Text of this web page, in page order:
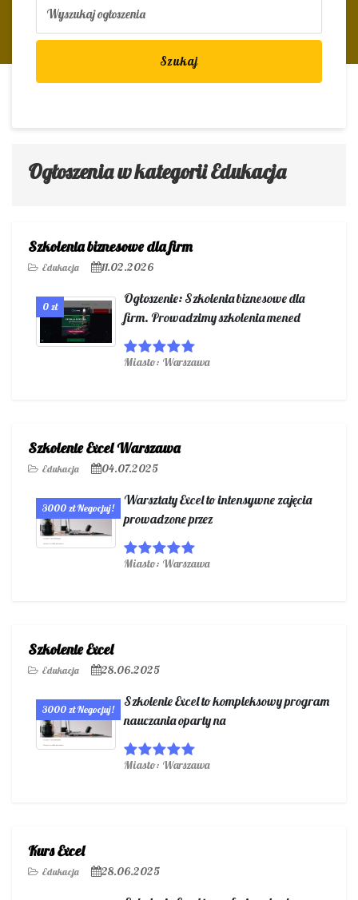
Szukaj
Ogłoszenia w kategorii Edukacja
Szkolenia biznesowe dla firm
Edukacja 11.02.2026
0 zł
Ogłoszenie: Szkolenia biznesowe dla
firm. Prowadzimy szkolenia mened
Miasto: Warszawa
Szkolenie Excel Warszawa
Edukacja 04.07.2025
3000 zł Negocjuj!
Warsztaty Excel to intensywne zajęcia
prowadzone przez
Miasto: Warszawa
Szkolenie Excel
Edukacja 28.06.2025
3000 zł Negocjuj!
Szkolenie Excel to kompleksowy program
nauczania oparty na
Miasto: Warszawa
Kurs Excel
Edukacja 28.06.2025